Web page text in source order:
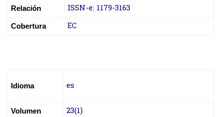
Relación ISSN-e: 1179-3163
Cobertura EC
Idioma es
Volumen 23(1)